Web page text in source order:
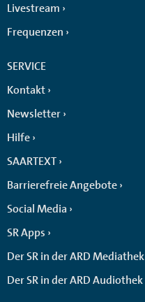
Livestream
Frequenzen
SERVICE
Kontakt
Newsletter
Hilfe
SAARTEXT
Barrierefreie Angebote
Social Media
SR Apps
Der SR in der ARD Mediathek
Der SR in der ARD Audiothek